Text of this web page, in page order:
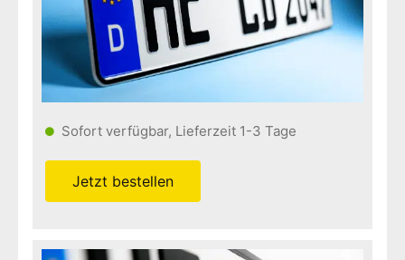
Sofort verfügbar, Lieferzeit 1-3 Tage
Jetzt bestellen